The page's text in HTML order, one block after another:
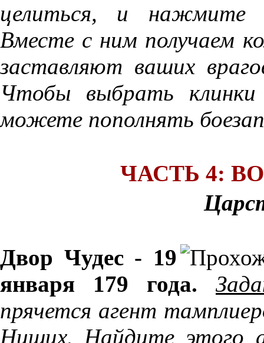
целиться, и
Вместе с ним получаем
заставляют ваших
Чтобы выбрать
можете пополнять
ЧАСТЬ 4:
Двор Чудес - 19
января 179 года.
прячется агент
Нищих. Найдите этого